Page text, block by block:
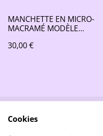
MANCHETTE EN MICRO-
MACRAMÉ MODÈLE
30,00 €
Politique de
Cookies